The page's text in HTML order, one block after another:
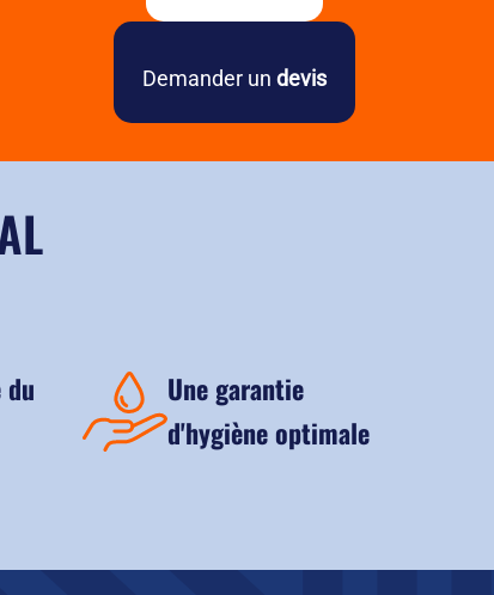
sans la relâcher
effort quand humidifiée
facile et rapide
Demander un devis
Une garantie
d'hygiène optimale